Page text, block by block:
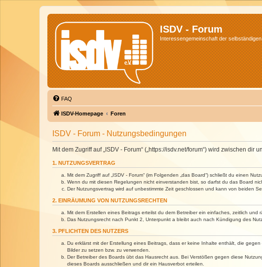
ISDV - Forum
Interessengemeinschaft der
FAQ
ISDV-Homepage Foren
ISDV - Forum - Nutzungsbedingungen
Mit dem Zugriff auf „ISDV - Forum“ („https://isdv.net/forum“) wird zwischen
1. NUTZUNGSVERTRAG
Mit dem Zugriff auf „ISDV - Forum“ (im Folgenden „das Board“) schließt du einen
Wenn du mit diesen Regelungen nicht einverstanden bist, so darfst du das Board
Der Nutzungsvertrag wird auf unbestimmte Zeit geschlossen und kann von beiden
2. EINRÄUMUNG VON NUTZUNGSRECHTEN
Mit dem Erstellen eines Beitrags erteilst du dem Betreiber ein einfaches, zeitlich
Das Nutzungsrecht nach Punkt 2, Unterpunkt a bleibt auch nach Kündigung des
3. PFLICHTEN DES NUTZERS
Du erklärst mit der Erstellung eines Beitrags, dass er keine Inhalte enthält, die
Bilder zu setzen bzw. zu verwenden.
Der Betreiber des Boards übt das Hausrecht aus. Bei Verstößen gegen diese
dieses Boards ausschließen und dir ein Hausverbot erteilen.